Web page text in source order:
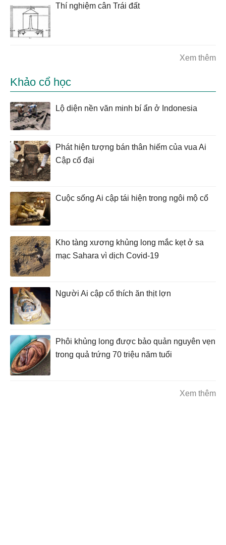
Thí nghiệm cân Trái đất
Xem thêm
Khảo cổ học
Lộ diện nền văn minh bí ẩn ở Indonesia
Phát hiện tượng bán thân hiếm của vua Ai
Cập cổ đại
Cuộc sống Ai cập tái hiện trong ngôi mộ cổ
Kho tàng xương khủng long mắc kẹt ở sa
mạc Sahara vì dịch Covid-19
Người Ai cập cổ thích ăn thịt lợn
Phôi khủng long được bảo quản nguyên vẹn
trong quả trứng 70 triệu năm tuổi
Xem thêm